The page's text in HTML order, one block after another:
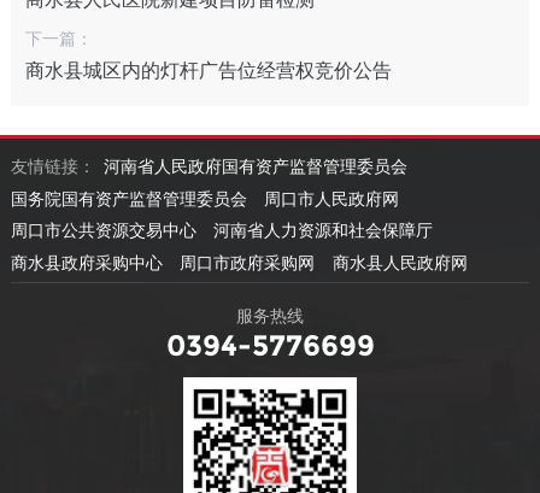
下一篇：
商水县城区内的灯杆广告位经营权竞价公告
友情链接：
河南省人民政府国有资产监督管理委员会
国务院国有资产监督管理委员会
周口市人民政府网
周口市公共资源交易中心
河南省人力资源和社会保障厅
商水县政府采购中心
周口市政府采购网 商水县人民政府网
服务热线
0394-5776699